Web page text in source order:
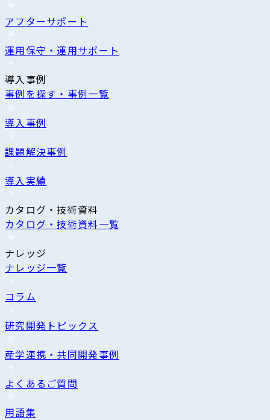
アフターサポート
運用保守・運用サポート
導入事例
事例を探す・事例一覧
導入事例
課題解決事例
導入実績
カタログ・技術資料
カタログ・技術資料一覧
ナレッジ
ナレッジ一覧
コラム
研究開発トピックス
産学連携・共同開発事例
よくあるご質問
用語集